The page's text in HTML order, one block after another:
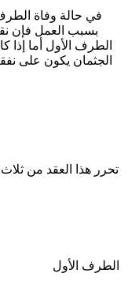
في حالة وفاة الطرف
بسبب العمل فإن
الطرف الأول أما إذا
الجثمان يكون على
تحرر هذا العقد من